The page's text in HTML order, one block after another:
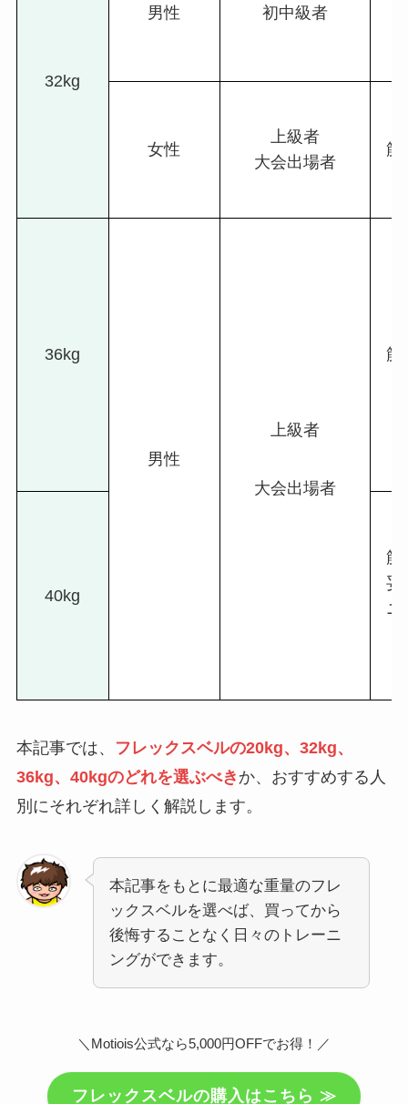
32kg
男性 初中級者
女性
上級者
大会出場者
筋
36kg
男性
上級者
大会出場者
筋
40kg
筋
妥
ニ
本記事では、
フレックスベルの20kg、32kg、
36kg、 40kgのどれを選ぶべき か、おすすめする人
別にそれぞれ詳しく解説します。
本記事をもとに最適な重量のフレ
ックスベルを選べば、買ってから
後悔することなく日々のトレーニ
ングができます。
＼Motiois公式なら5,000円OFFでお得！／
フレックスベルの購入はこちら ≫